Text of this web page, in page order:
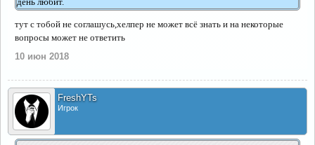
тут с тобой не соглашусь,хелпер не может всё знать и на некоторые
вопросы может не ответить
10 июн 2018
FreshYTs
Игрок